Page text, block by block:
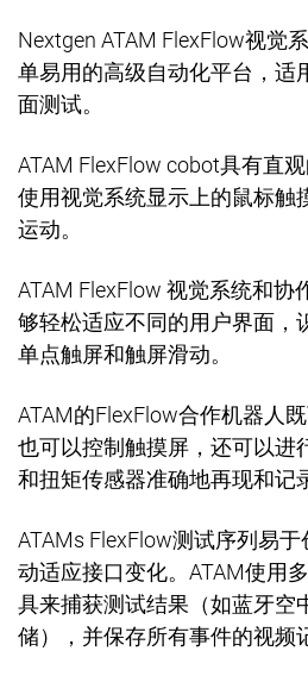
Nextgen ATAM FlexFlow视觉
单易用的高级自动化平台，适
面测试。
ATAM FlexFlow cobot具有直
使用视觉系统显示上的鼠标触
运动。
ATAM FlexFlow 视觉系统和协
够轻松适应不同的用户界面，
单点触屏和触屏滑动。
ATAM的FlexFlow合作机器人
也可以控制触摸屏，还可以进
和扭矩传感器准确地再现和记
ATAMs FlexFlow测试序列易于
动适应接口变化。 ATAM使用
具来捕获测试结果（如蓝牙空
储），并保存所有事件的视频